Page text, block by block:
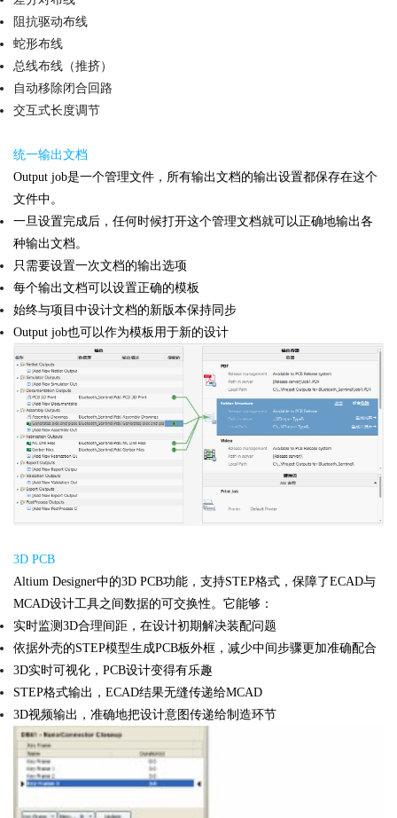
阻抗驱动布线
蛇形布线
总线布线（推挤）
自动移除闭合回路
交互式长度调节
统一输出文档
Output job是一个管理文件，所有输出文档的输出设置都保存在这个
文件中。
一旦设置完成后，任何时候打开这个管理文档就可以正确地输出各
种输出文档。
只需要设置一次文档的输出选项
每个输出文档可以设置正确的模板
始终与项目中设计文档的新版本保持同步
Output job也可以作为模板用于新的设计
3D PCB
Altium Designer中的3D PCB功能，支持STEP格式，保障了ECAD与
MCAD设计工具之间数据的可交换性。它能够：
实时监测3D合理间距，在设计初期解决装配问题
依据外壳的STEP模型生成PCB板外框，减少中间步骤更加准确配合
3D实时可视化，PCB设计变得有乐趣
STEP格式输出，ECAD结果无缝传递给MCAD
3D视频输出，准确地把设计意图传递给制造环节